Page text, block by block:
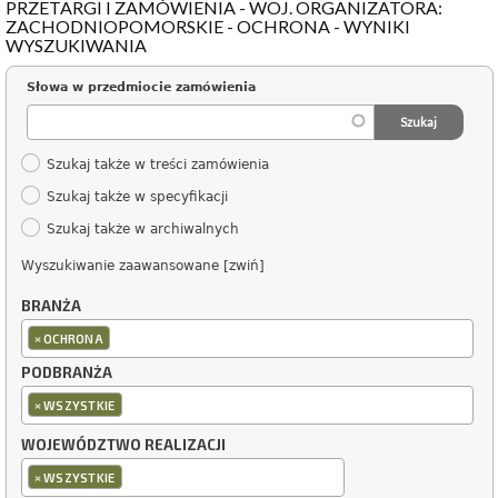
PRZETARGI I ZAMÓWIENIA - WOJ. ORGANIZATORA:
ZACHODNIOPOMORSKIE - OCHRONA - WYNIKI
WYSZUKIWANIA
Słowa w przedmiocie zamówienia
Szukaj także w treści zamówienia
Szukaj także w specyfikacji
Szukaj także w archiwalnych
Wyszukiwanie zaawansowane [zwiń]
BRANŻA
×OCHRONA
PODBRANŻA
×WSZYSTKIE
WOJEWÓDZTWO REALIZACJI
×WSZYSTKIE